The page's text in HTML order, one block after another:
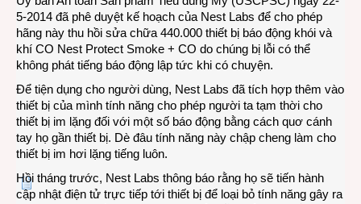
bị…
5-2014 đã phê duyệt kế hoạch của Nest Labs để cho phép
hãng này thu hồi sửa chữa 440.000 thiết bị báo động khói và
khí CO Nest Protect Smoke + CO do chúng bị lỗi có thể
không phát tiếng báo động lập tức khi có chuyện.
Để tiện dụng cho người dùng, Nest Labs đã tích hợp thêm vào
thiết bị của mình tính năng cho phép người ta tạm thời cho
thiết bị im lặng đối với một số báo động bằng cách quơ cánh
tay họ gần thiết bị. Dè đâu tính năng này chập cheng làm cho
thiết bị im hơi lặng tiếng luôn.
Hồi tháng trước, Nest Labs thông báo rằng họ sẽ tiến hành
cập nhật điện tử trực tiếp tới thiết bị để loại bỏ tính năng gây ra